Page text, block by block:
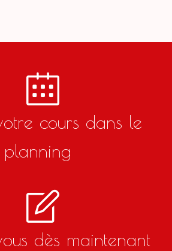
cours dans le
planning
dès maintenant